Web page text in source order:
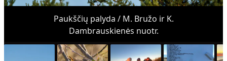
Paukščių palyda / M. Bružo ir K.
Dambrauskienės nuotr.